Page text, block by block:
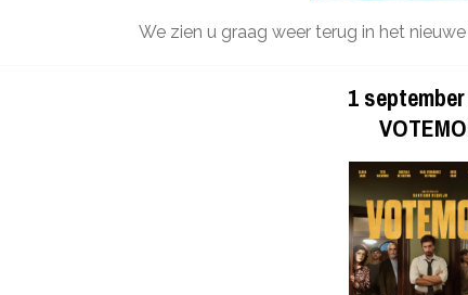
We zien u graag weer terug in het
1